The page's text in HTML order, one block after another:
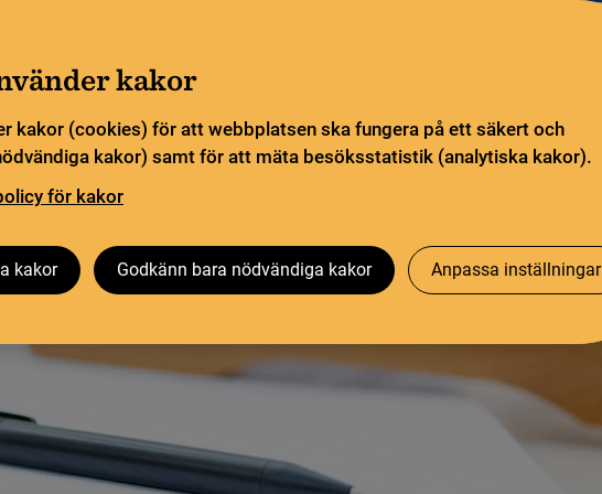
kakor
kakor (cookies) för att webbplatsen ska fungera på ett säkert och
kakor) samt för att mäta besöksstatistik (analytiska kakor).
för kakor
kakor Godkänn bara nödvändiga kakor Anpassa inställningar
Pliktleverans och ISBN
Öppen vetenskap Biblioteksutveckling